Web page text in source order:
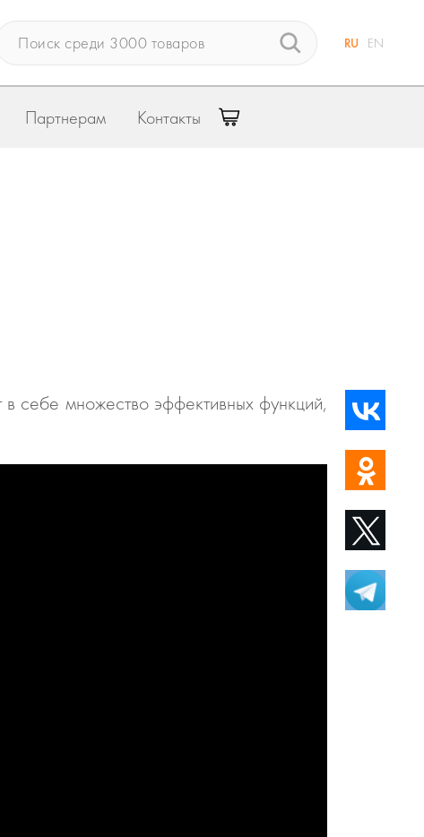
RU EN
Партнерам Контакты
в себе множество эффективных функций,